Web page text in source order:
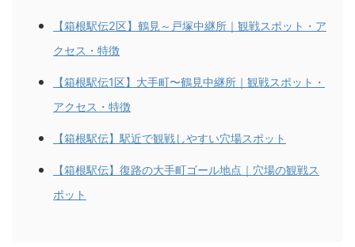
【箱根駅伝2区】鶴見～戸塚中継所｜観戦スポット・ア
クセス・特徴
【箱根駅伝1区】大手町〜鶴見中継所｜観戦スポット・
アクセス・特徴
【箱根駅伝】駅近で観戦しやすい穴場スポット
【箱根駅伝】復路の大手町ゴール地点｜穴場の観戦ス
ポット